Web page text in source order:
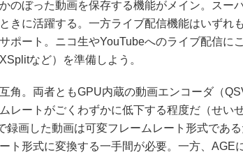
のぼった動画を保存する機能がメイン。スー
きに活躍する。一方ライブ配信機能はいずれ
ポート。ニコ生やYouTubeへのライブ配信に
など）を準備しよう。
角。両者ともGPU内蔵の動画エンコーダ（
レートがごくわずかに低下する程度だ（せい
録画した動画は可変フレームレート形式であ
ト形式に変換する一手間が必要。一方、AGE